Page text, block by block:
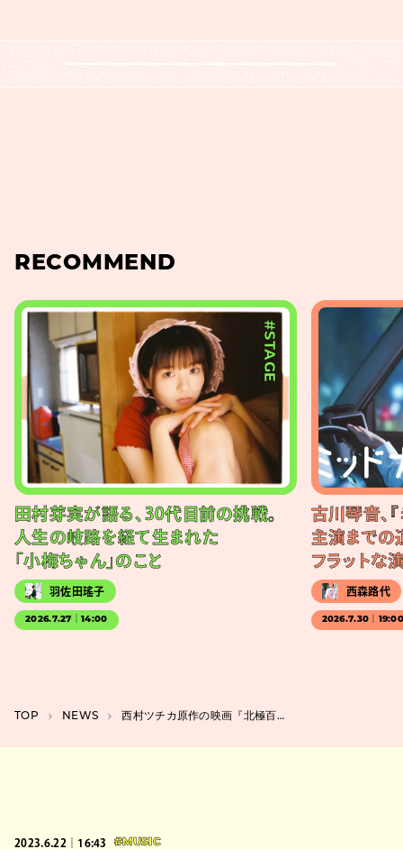
RECOMMEND
#STAGE
田村芽実が語る、30代目前の挑戦。
人生の岐路を経て生まれた
「小梅ちゃん」のこと
羽佐田瑤子
2026.7.27｜14:00
古川琴音、
主演までの
フラットな
西森路代
2026.7.30｜
TOP NEWS 西村ツチカ原作の映画『北極百貨店のコンシェルジュさん』の第2弾キャスト発表で津田健次郎ら
2023.6.22｜16:43 #MUSIC